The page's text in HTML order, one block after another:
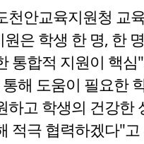
천안교육지원청 교
은 학생 한 명, 한
통합적 지원이 핵심
해 도움이 필요한
하고 학생의 건강한
적극 협력하겠다"